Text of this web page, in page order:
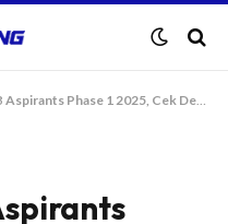
1 2025, Cek Detail Jadwal dan Hadiah Eksklusifnya!